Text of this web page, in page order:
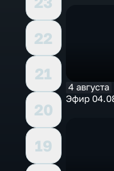
22
21
20
19
4 августа
Эфир